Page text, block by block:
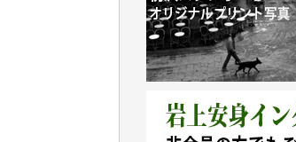
徳山匡 様
金 盛起 様
塩川 晃平 様
松本益美 様
及川昭男 様
岩井祐子 様